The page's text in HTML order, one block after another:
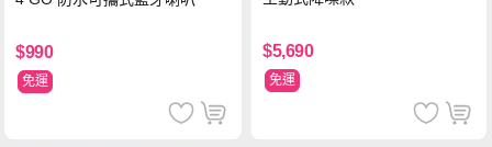
$990
免運
$5,690
免運